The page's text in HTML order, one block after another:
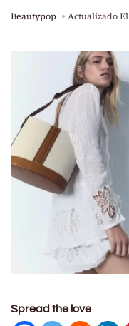
Beautypop Actualizado El
Spread the love